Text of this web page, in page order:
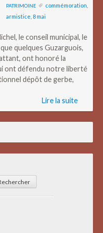
PATRIMOINE
commémoration
armistice 8 mai
le conseil municipal, le
quelques Guzarguois,
ont honoré la
ont défendu notre liberté
dépôt de gerbe,
Lire la suite